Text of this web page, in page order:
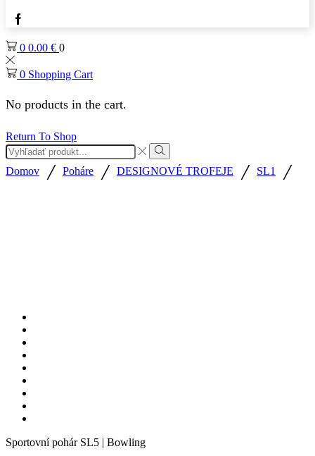
0 0.00 € 0
0 Shopping Cart
No products in the cart.
Return To Shop
Domov / Poháre / DESIGNOVÉ TROFEJE / SL1 /
Sportovní pohár SL5 | Bowling